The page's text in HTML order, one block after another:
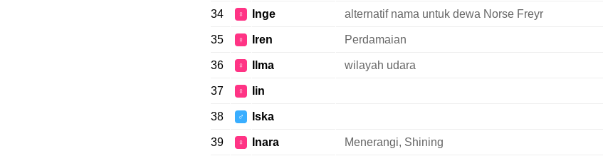
34 ♀ Inge alternatif nama untuk dewa Norse Freyr
35 ♀ Iren Perdamaian
36 ♀ Ilma wilayah udara
37 ♀ Iin
38 ♂ Iska
39 ♀ Inara Menerangi, Shining